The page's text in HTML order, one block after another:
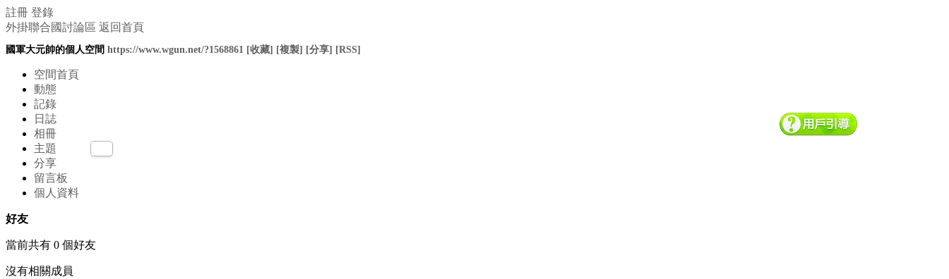
註冊 登錄
外掛聯合國討論區 返回首頁
國軍大元帥的個人空間 https://www.wgun.net/?1568861 [收藏] [複製] [分享] [RSS]
空間首頁
動態
記錄
日誌
相冊
主題
分享
留言板
個人資料
好友
當前共有 0 個好友
沒有相關成員